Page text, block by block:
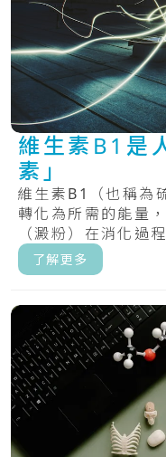
維生素B1是
素」
維生素B1（也稱為
轉化為所需的能量
（澱粉）在消化過
量。.....
了解更多